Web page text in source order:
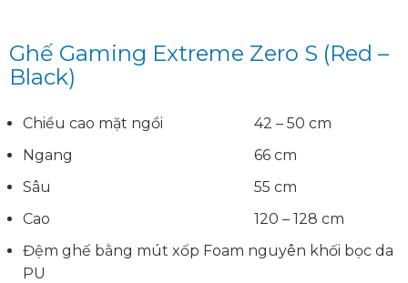
Ghế Gaming Extreme Zero S (Red –
Black)
Chiều cao mặt ngồi
42 – 50 cm
Ngang
66 cm
Sâu
55 cm
Cao
120 – 128 cm
Đệm ghế bằng mút xốp Foam nguyên khối bọc da
PU